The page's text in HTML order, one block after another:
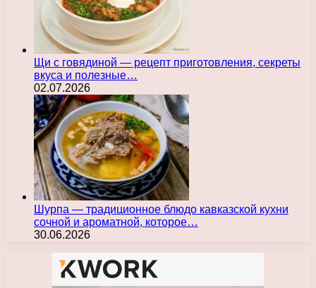
Щи с говядиной — рецепт приготовления, секреты
вкуса и полезные…
02.07.2026
Шурпа — традиционное блюдо кавказской кухни
сочной и ароматной, которое…
30.06.2026